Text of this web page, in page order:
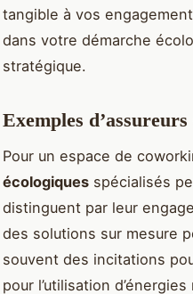
tangible à vos
dans votre démarche
stratégique.
Exemples
Pour un espace de
écologiques spécialisés
distinguent par leur
des solutions sur mesure
souvent des incitations
pour l’utilisation